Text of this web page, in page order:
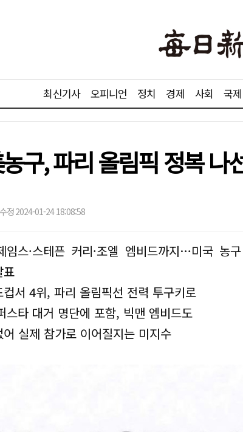
최신기사 오피니언 정치 경제 사회 국제
구, 파리 올림픽 정복 나
정 2024-01-24 18:08:58
임스·스테픈 커리·조엘 엠비드까지…미국 농
표
컵서 4위, 파리 올림픽선 전력 투구키로
스타 대거 명단에 포함, 빅맨 엠비드도
실제 참가로 이어질지는 미지수